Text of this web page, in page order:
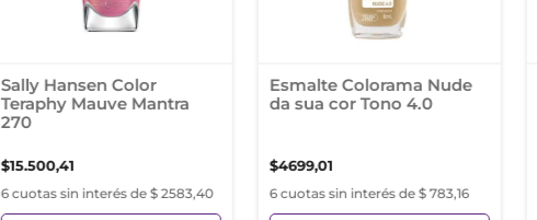
Sally Hansen Color
Teraphy Mauve Mantra
270
$15.500,41
6 cuotas sin interés de $ 2583,40
Esmalte Colorama Nude
da sua cor Tono 4.0
$4699,01
6 cuotas sin interés de $ 783,16